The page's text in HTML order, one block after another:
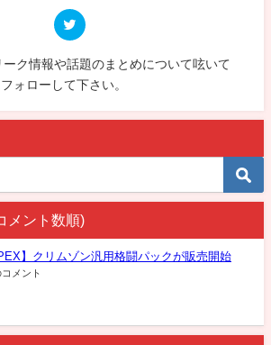
ク情報や話題のまとめについて呟いて
ォローして下さい。
メント数順)
】クリムゾン汎用格闘パックが販売開始
メント